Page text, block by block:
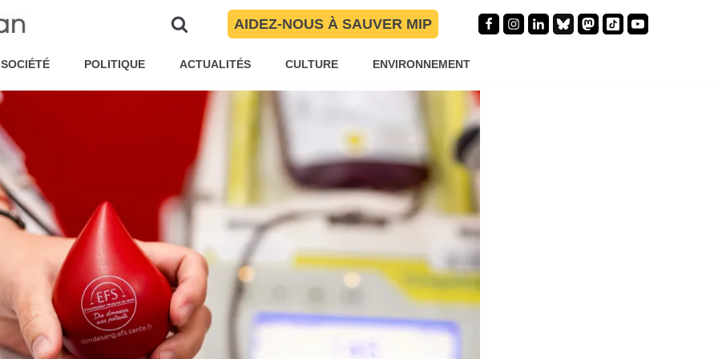
AIDEZ-NOUS À SAUVER MIP
SOCIÉTÉ POLITIQUE ACTUALITÉS CULTURE ENVIRONNEMENT
Maïté Torres Société